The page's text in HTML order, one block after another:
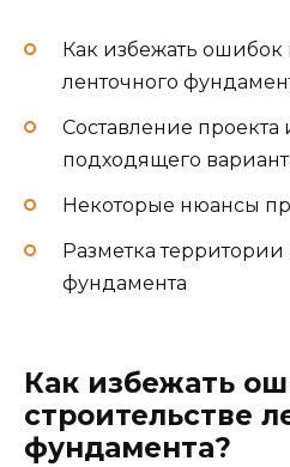
Как избежать ошибок
ленточного
Составление
подходящего
Некоторые нюансы
Разметка территории
фундамента
Как избежать
строительстве
фундамента?